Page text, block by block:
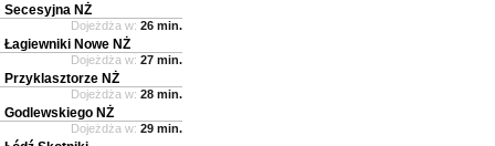
Secesyjna NŻ
Dojeżdża w: 26 min.
Łagiewniki Nowe NŻ
Dojeżdża w: 27 min.
Przyklasztorze NŻ
Dojeżdża w: 28 min.
Godlewskiego NŻ
Dojeżdża w: 29 min.